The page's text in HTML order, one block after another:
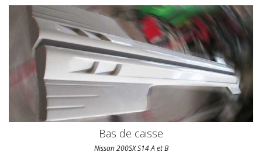
Bas de caisse
Nissan 200SX S14 A et B